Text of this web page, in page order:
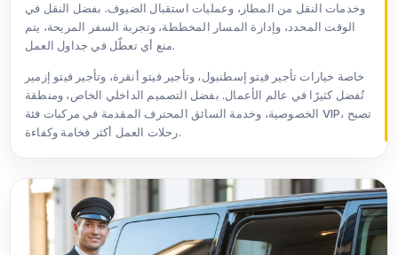
وخدمات النقل من المطار، وعمليات استقبال الضيوف. بفضل النقل في
الوقت المحدد، وإدارة المسار المخططة، وتجربة السفر المريحة، يتم
منع أي تعطّل في جداول العمل.
خاصة خيارات تأجير فيتو إسطنبول، وتأجير فيتو أنقرة، وتأجير فيتو إزمير
تُفضل كثيرًا في عالم الأعمال. بفضل التصميم الداخلي الخاص، ومنطقة
الخصوصية، وخدمة السائق المحترف المقدمة في مركبات فئة VIP، تصبح
رحلات العمل أكثر فخامة وكفاءة.